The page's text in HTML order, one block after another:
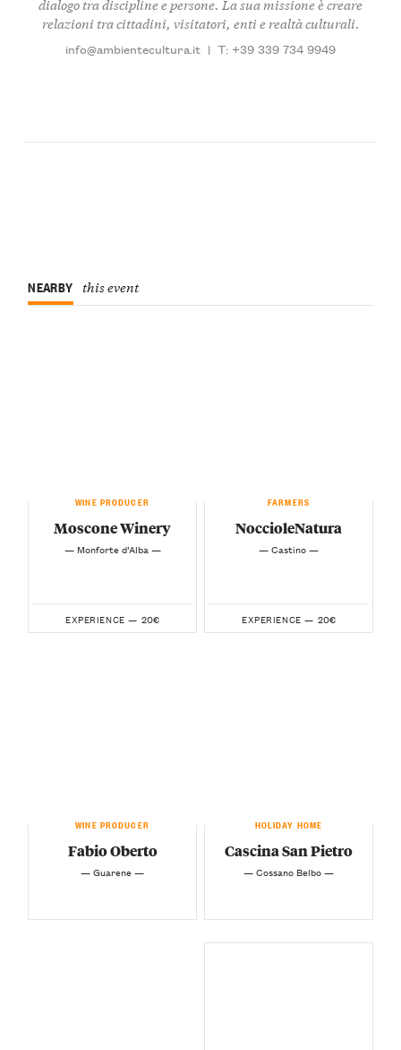
relazioni tra cittadini, visitatori, enti e realtà culturali.
info@ambientecultura.it | T: +39 339 734 9949
NEARBY this event
WINE PRODUCER
Moscone Winery
— Monforte d’Alba —
EXPERIENCE — 20€
FARMERS
NoccioleNatura
— Castino —
EXPERIENCE — 20€
WINE PRODUCER
Fabio Oberto
— Guarene —
HOLIDAY HOME
Cascina San Pietro
— Cossano Belbo —